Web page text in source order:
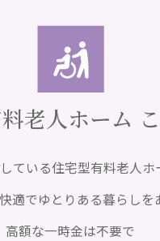
老人ホーム
ている住宅型有料老人ホ
適でゆとりある暮らしを
高額な一時金は不要で